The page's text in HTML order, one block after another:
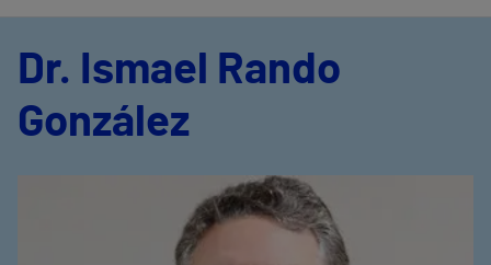
Dr. Ismael Rando
González